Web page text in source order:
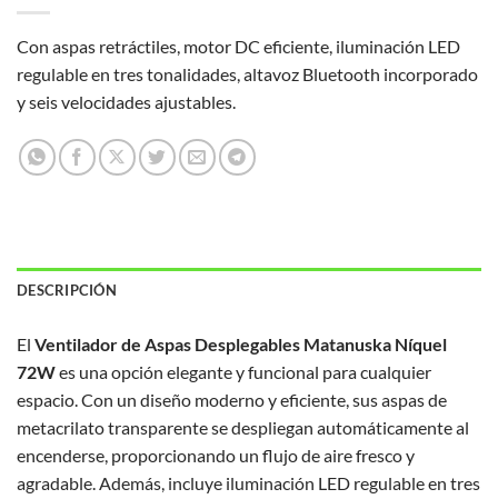
Con aspas retráctiles, motor DC eficiente, iluminación LED
regulable en tres tonalidades, altavoz Bluetooth incorporado
y seis velocidades ajustables.
DESCRIPCIÓN
El Ventilador de Aspas Desplegables Matanuska Níquel
72Wes una opción elegante y funcional para cualquier
espacio. Con un diseño moderno y eficiente, sus aspas de
metacrilato transparente se despliegan automáticamente al
encenderse, proporcionando un flujo de aire fresco y
agradable. Además, incluye iluminación LED regulable en tres